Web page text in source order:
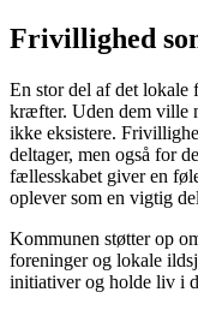
Frivillighed
En stor del af det
kræfter. Uden dem ville
ikke eksistere.
deltager, men også for
fællesskabet giver en
oplever som en vigtig
Kommunen støtter op
foreninger og lokale
initiativer og holde liv i